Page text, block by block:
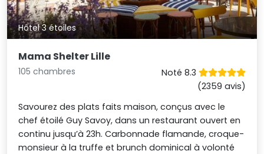
Hôtel 3 étoiles
Mama Shelter Lille
105 chambres
Noté 8.3
(2359 avis)
Savourez des plats faits maison, conçus avec le
chef étoilé Guy Savoy, dans un restaurant ouvert en
continu jusqu’à 23h. Carbonnade flamande, croque-
monsieur à la truffe et brunch dominical à volonté